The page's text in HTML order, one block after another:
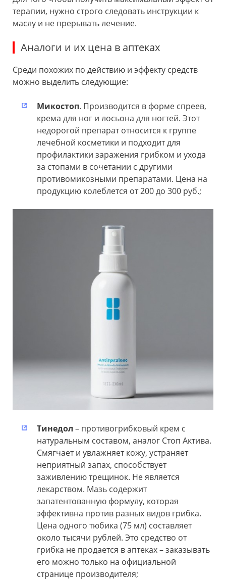
терапии, нужно строго следовать инструкции к
маслу и не прерывать лечение.
Аналоги и их цена в аптеках
Среди похожих по действию и эффекту средств
можно выделить следующие:
Микостоп. Производится в форме спреев,
крема для ног и лосьона для ногтей. Этот
недорогой препарат относится к группе
лечебной косметики и подходит для
профилактики заражения грибком и ухода
за стопами в сочетании с другими
противомикозными препаратами. Цена на
продукцию колеблется от 200 до 300 руб.;
Тинедол – противогрибковый крем с
натуральным составом, аналог Стоп Актива.
Смягчает и увлажняет кожу, устраняет
неприятный запах, способствует
заживлению трещинок. Не является
лекарством. Мазь содержит
запатентованную формулу, которая
эффективна против разных видов грибка.
Цена одного тюбика (75 мл) составляет
около тысячи рублей. Это средство от
грибка не продается в аптеках – заказывать
его можно только на официальной
странице производителя;